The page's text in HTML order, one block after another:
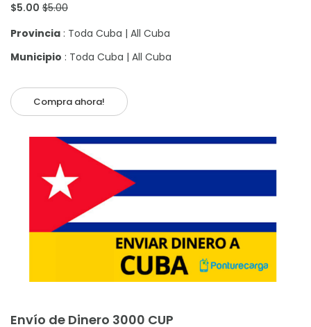
$5.00 $5.00
Provincia : Toda Cuba | All Cuba
Municipio : Toda Cuba | All Cuba
Compra ahora!
Envío de Dinero 3000 CUP